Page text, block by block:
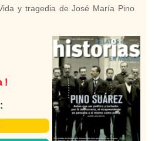
y tragedia de José María Pino
!